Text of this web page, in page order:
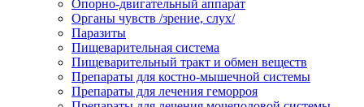
Опорно-двигательный аппарат
Органы чувств /зрение, слух/
Паразиты
Пищеварительная система
Пищеварительный тракт и обмен веществ
Препараты для костно-мышечной системы
Препараты для лечения геморроя